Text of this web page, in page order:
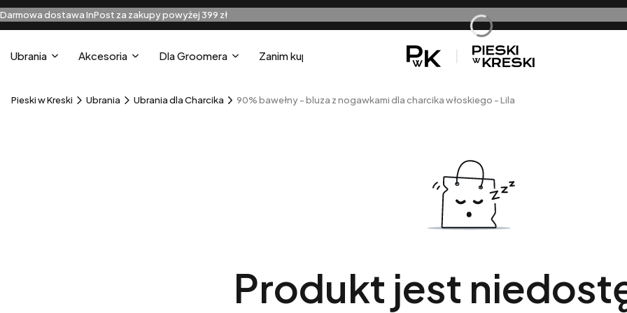
Darmowa dostawa InPost za zakupy powyżej 399 zł
Ubrania Akcesoria Dla Groomera Zanim kupisz
Pieski w Kreski Ubrania Ubrania dla Charcika 90% bawełny - bluza z nogawkami dla charcika włoskiego - Lila
Produkt jest